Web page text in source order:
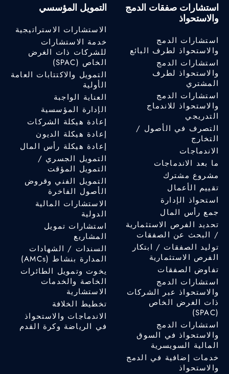
استشارات صفقات الدمج
والاستحواذ
استشارات الدمج
والاستحواذ لطرف البائع
استشارات الدمج
والاستحواذ لطرف
المشتري
استشارات الدمج
والاستحواذ للاندماج
التدريجي
التصرف في الأصول /
التخارج
الاندماجات
ما بعد الاندماجات
مشروع مشترك
تقييم الأعمال
استحواذ الإدارة
جمع رأس المال
تحديد الفرص الاستثمارية
/ البحث عن الصفقات
توليد الصفقات / ابتكار
الفرص الاستثمارية
تفاوض الصفقات
استشارات الدمج
والاستحواذ عبر الشركات
ذات الغرض الخاص
(SPAC)
استشارات الدمج
والاستحواذ في السوق
المالية السويسرية
خدمات إضافية في الدمج
والاستحواذ
التمويل المؤسسي
الاستشارات الاستراتيجية
خدمة الاستشارات
للشركات ذات الغرض
الخاص (SPAC)
التمويل والاكتتابات العامة
الأولية
العناية الواجبة
الإدارة المؤسسية
إعادة هيكلة الشركات
إعادة هيكلة الديون
إعادة هيكلة رأس المال
التمويل الجسري /
التمويل المؤقت
التمويل الفني وقروض
الأصول الفاخرة
الاستشارات المالية
الدولية
استشارات تمويل
المشاريع
السندات / الشهادات
المدارة بنشاط (AMCs)
يخوت وتمويل الطائرات
الخاصة والخدمات
الاستشارية
تخطيط الخلافة
الاندماجات والاستحواذ
في الرياضة وكرة القدم